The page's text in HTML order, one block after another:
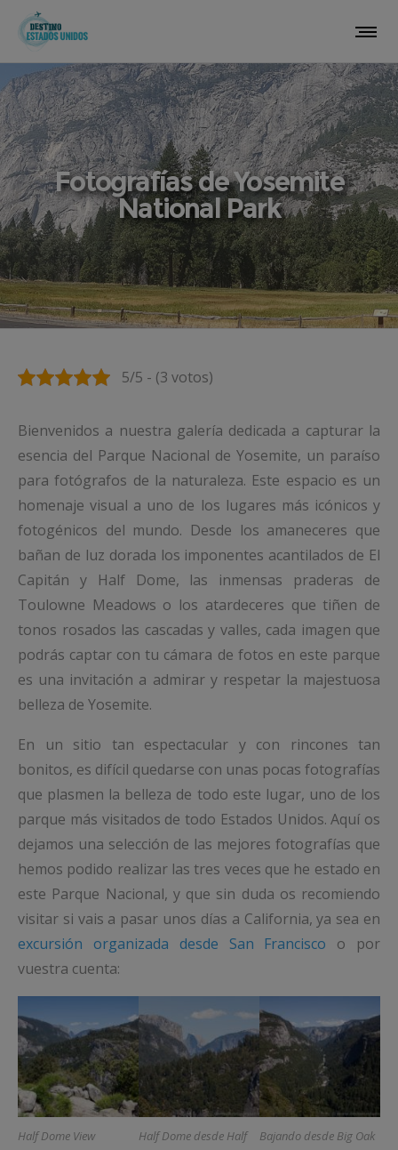
Fotografías de Yosemite
National Park
5/5 - (3 votos)
Bienvenidos a nuestra galería dedicada a capturar la
esencia del Parque Nacional de Yosemite, un paraíso
para fotógrafos de la naturaleza. Este espacio es un
homenaje visual a uno de los lugares más icónicos y
fotogénicos del mundo. Desde los amaneceres que
bañan de luz dorada los imponentes acantilados de El
Capitán y Half Dome, las inmensas praderas de
Toulowne Meadows o los atardeceres que tiñen de
tonos rosados las cascadas y valles, cada imagen que
podrás captar con tu cámara de fotos en este parque
es una invitación a admirar y respetar la majestuosa
belleza de Yosemite.
En un sitio tan espectacular y con rincones tan
bonitos, es difícil quedarse con unas pocas fotografías
que plasmen la belleza de todo este lugar, uno de los
parque más visitados de todo Estados Unidos. Aquí os
dejamos una selección de las mejores fotografías que
hemos podido realizar las tres veces que he estado en
este Parque Nacional, y que sin duda os recomiendo
visitar si vais a pasar unos días a California, ya sea en
excursión organizada desde San Francisco o por
vuestra cuenta:
Half Dome View
Half Dome desde Half
Bajando desde Big Oak